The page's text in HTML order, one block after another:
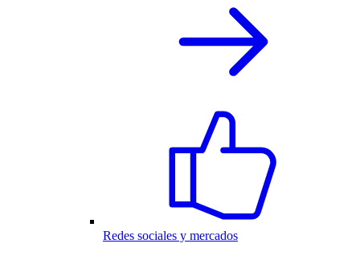
Redes sociales y mercados